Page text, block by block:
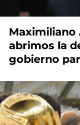
Maximiliano
abrimos la
gobierno